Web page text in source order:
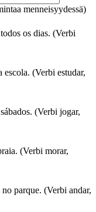
menneisyydessä)
os dias. (Verbi
escola. (Verbi estudar,
(Verbi jogar,
(Verbi morar,
parque. (Verbi andar,